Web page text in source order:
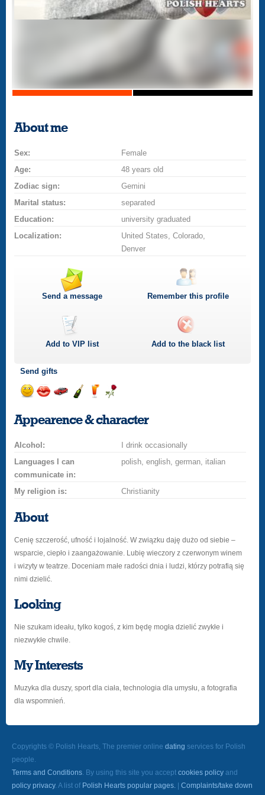
About me
Sex:
Female
Age:
48 years old
Zodiac sign:
Gemini
Marital status:
separated
Education:
university graduated
Localization:
United States, Colorado,
Denver
Send a message Remember this profile
Add toVIP list Add to the black list
Send gifts
a
smilekissa
champagne
a
drink
a
rose
Appearence & character
Alcohol:
I drink occasionally
Languages I can
communicate in:
polish, english, german, italian
My religion is: Christianity
About
Cenię szczerość, ufność i lojalność. W związku daję dużo od siebie –
wsparcie, ciepło i zaangażowanie. Lubię wieczory z czerwonym winem
i wizyty w teatrze. Doceniam małe radości dnia i ludzi, którzy potrafią się
nimi dzielić.
Looking
Nie szukam ideału, tylko kogoś, z kim będę mogła dzielić zwykłe i
niezwykłe chwile.
My Interests
Muzyka dla duszy, sport dla ciała, technologia dla umysłu, a fotografia
dla wspomnień.
Copyrights © Polish Hearts, The premier online dating services for Polish
people.
Terms and Conditions. By using this site you accept cookies policy and
policy privacy. A list of Polish Hearts popular pages.
Complaints/take down